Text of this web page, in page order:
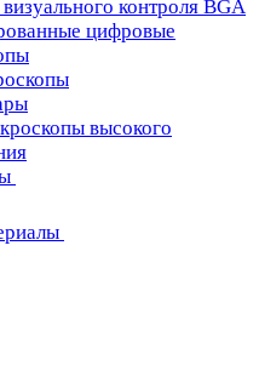
контроля BGA
цифровые
высокого